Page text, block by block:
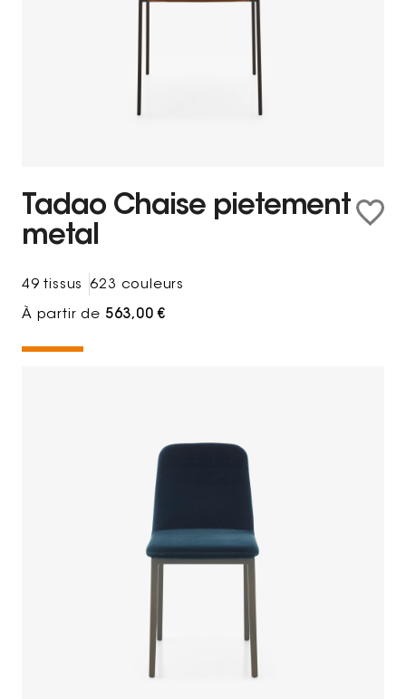
Tadao Chaise pietement
metal
49 tissus 623 couleurs
À partir de 563,00 €